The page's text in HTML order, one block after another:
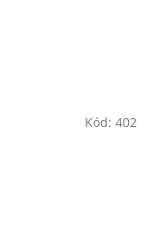
Kód: 402